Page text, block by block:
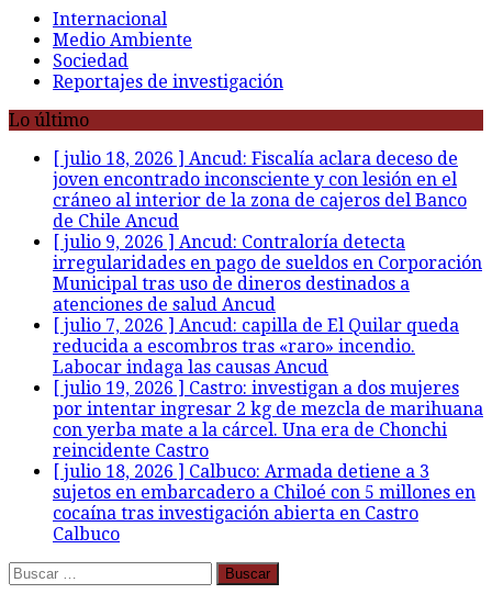
Internacional
Medio Ambiente
Sociedad
Reportajes de investigación
Lo último
[ julio 18, 2026 ] Ancud: Fiscalía aclara deceso de
joven encontrado inconsciente y con lesión en el
cráneo al interior de la zona de cajeros del Banco
de Chile Ancud
[ julio 9, 2026 ] Ancud: Contraloría detecta
irregularidades en pago de sueldos en Corporación
Municipal tras uso de dineros destinados a
atenciones de salud Ancud
[ julio 7, 2026 ] Ancud: capilla de El Quilar queda
reducida a escombros tras «raro» incendio.
Labocar indaga las causas Ancud
[ julio 19, 2026 ] Castro: investigan a dos mujeres
por intentar ingresar 2 kg de mezcla de marihuana
con yerba mate a la cárcel. Una era de Chonchi
reincidente Castro
[ julio 18, 2026 ] Calbuco: Armada detiene a 3
sujetos en embarcadero a Chiloé con 5 millones en
cocaína tras investigación abierta en Castro
Calbuco
Buscar: